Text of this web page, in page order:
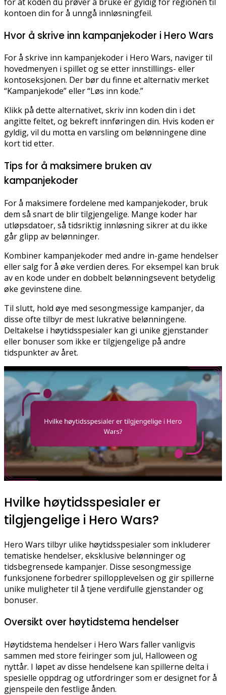
kontoen din for å unngå innløsningfeil.
Hvor å skrive inn kampanjekoder i Hero Wars
For å skrive inn kampanjekoder i Hero Wars, naviger til
hovedmenyen i spillet og se etter innstillings- eller
kontoseksjonen. Der bør du finne et alternativ merket
“Kampanjekode” eller “Løs inn kode.”
Klikk på dette alternativet, skriv inn koden din i det
angitte feltet, og bekreft innføringen din. Hvis koden er
gyldig, vil du motta en varsling om belønningene dine
kort tid etter.
Tips for å maksimere bruken av
kampanjekoder
For å maksimere fordelene med kampanjekoder, bruk
dem så snart de blir tilgjengelige. Mange koder har
utløpsdatoer, så tidsriktig innløsning sikrer at du ikke
går glipp av belønninger.
Kombiner kampanjekoder med andre in-game hendelser
eller salg for å øke verdien deres. For eksempel kan bruk
av en kode under en dobbelt belønningsevent betydelig
øke gevinstene dine.
Til slutt, hold øye med sesongmessige kampanjer, da
disse ofte tilbyr de mest lukrative belønningene.
Deltakelse i høytidsspesialer kan gi unike gjenstander
eller bonuser som ikke er tilgjengelige på andre
tidspunkter av året.
Hvilke høytidsspesialer er
tilgjengelige i Hero Wars?
Hero Wars tilbyr ulike høytidsspesialer som inkluderer
tematiske hendelser, eksklusive belønninger og
tidsbegrensede kampanjer. Disse sesongmessige
funksjonene forbedrer spillopplevelsen og gir spillerne
unike muligheter til å tjene verdifulle gjenstander og
bonuser.
Oversikt over høytidstema hendelser
Høytidstema hendelser i Hero Wars faller vanligvis
sammen med store feiringer som jul, Halloween og
nyttår. I løpet av disse hendelsene kan spillerne delta i
spesielle oppdrag og utfordringer som er designet for å
gjenspeile den festlige ånden.